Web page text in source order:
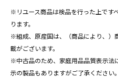
※リユース商品は検品を行った上です
ります。
※組成、原産国は、（商品により、）
載がございます。
※中古品のため、家庭用品品質表示法
示の製品もありますがご了承ください。